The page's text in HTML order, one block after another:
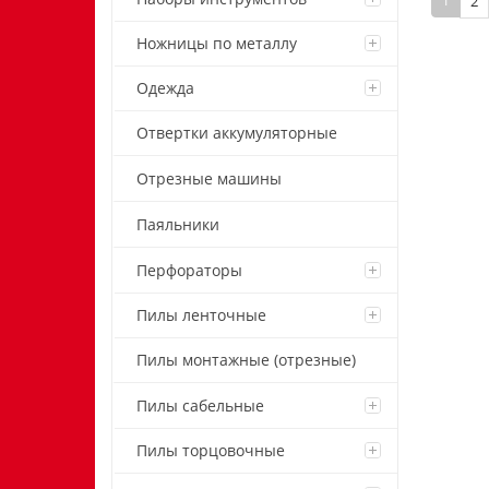
Ножницы по металлу
Одежда
Отвертки аккумуляторные
Отрезные машины
Паяльники
Перфораторы
Пилы ленточные
Пилы монтажные (отрезные)
Пилы сабельные
Пилы торцовочные